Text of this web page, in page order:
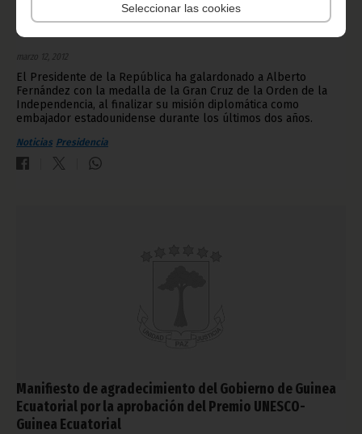
Seleccionar las cookies
S. E. Obiang Nguema Mbasogo condecora al embajador
de los Estados Unidos
marzo 12, 2012
El Presidente de la República ha galardonado a Alberto
Fernández con la medalla de la Gran Cruz de la Orden de la
Independencia, al finalizar su misión diplomática como
embajador estadounidense durante los últimos dos años.
Noticias Presidencia
Manifiesto de agradecimiento del Gobierno de Guinea
Ecuatorial por la aprobación del Premio UNESCO-
Guinea Ecuatorial